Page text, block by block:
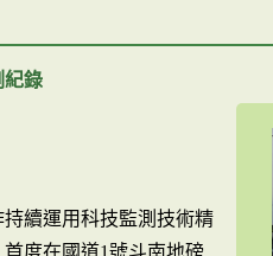
紀錄
續運用科技監測技術精
度在國道1號斗南地磅